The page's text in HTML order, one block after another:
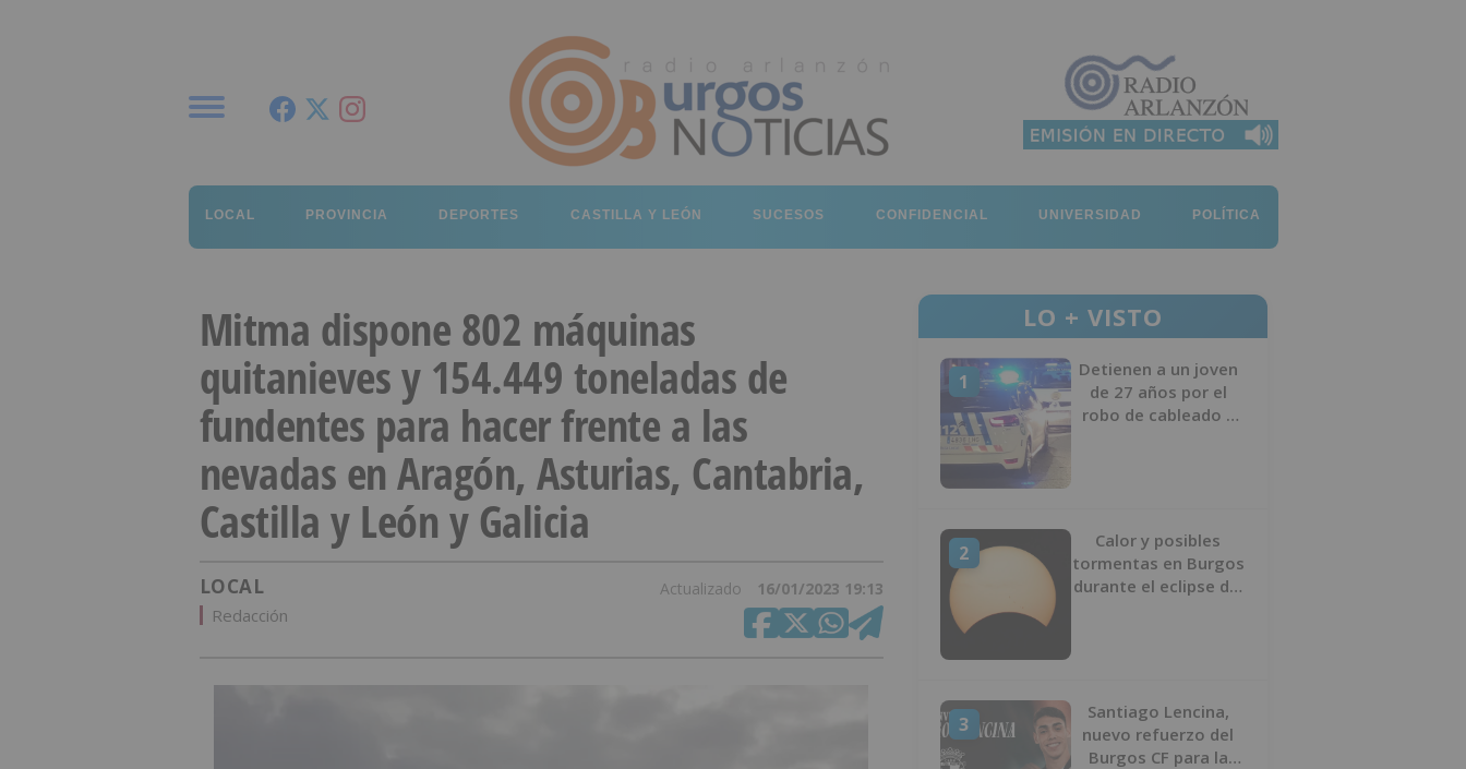
LOCAL PROVINCIA DEPORTES CASTILLA Y LEÓN SUCESOS CONFIDENCIAL UNIVERSIDAD POLÍTICA
Mitma dispone 802 máquinas
quitanieves y 154.449 toneladas de
fundentes para hacer frente a las
nevadas en Aragón, Asturias, Cantabria,
Castilla y León y Galicia
LOCAL Actualizado 16/01/2023 19:13
Redacción
LO + VISTO
1
Detienen a un joven
de 27 años por el
robo de cableado y
2
Calor y posibles
tormentas en Burgos
durante el eclipse del
3
Santiago Lencina,
nuevo refuerzo del
Burgos CF para la